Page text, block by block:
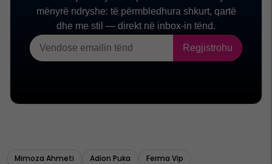
Mimoza Ahmeti Adion Puka Ferma Vip